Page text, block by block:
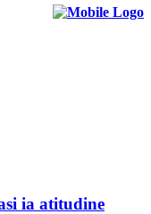
ia atitudine